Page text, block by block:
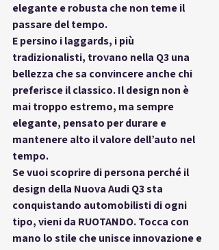
elegante e robusta che non teme il
passare del tempo.
E persino i laggards, i più
tradizionalisti, trovano nella Q3 una
bellezza che sa convincere anche chi
preferisce il classico. Il design non è
mai troppo estremo, ma sempre
elegante, pensato per durare e
mantenere alto il valore dell’auto nel
tempo.
Se vuoi scoprire di persona perché il
design della Nuova Audi Q3 sta
conquistando automobilisti di ogni
tipo, vieni da RUOTANDO. Tocca con
mano lo stile che unisce innovazione e